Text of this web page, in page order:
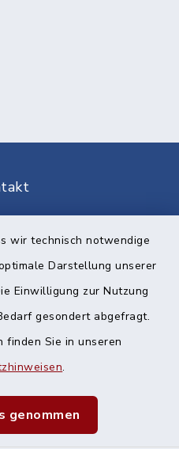
wir technisch notwendige
Darstellung unserer
Einwilligung zur Nutzung
gesondert abgefragt.
finden Sie in unseren
.
genommen